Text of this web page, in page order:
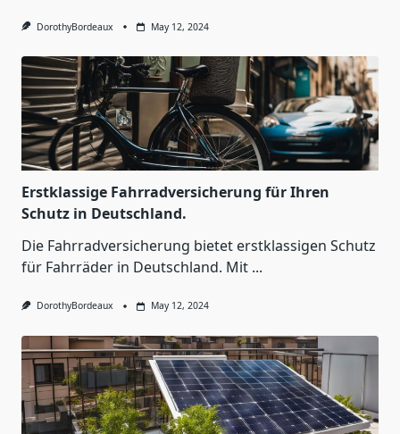
DorothyBordeaux May 12, 2024
Erstklassige Fahrradversicherung für Ihren
Schutz in Deutschland.
Die Fahrradversicherung bietet erstklassigen Schutz
für Fahrräder in Deutschland. Mit ...
DorothyBordeaux May 12, 2024